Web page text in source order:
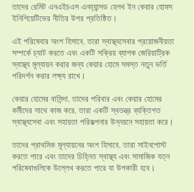
তাদের রেমিট এনএইচএস এনহ্যান্সড হেলথ ইন কেয়ার হোমস
ইনিশিয়েটিভের নীতির উপর প্রতিষ্ঠিত।
এই পরিষেবার অংশ হিসাবে, তারা স্বাস্থ্যসেবার প্রয়োজনীয়তা
সম্পর্কে চ্যাট করতে এবং একটি সক্রিয় ব্যাপক জেরিয়াট্রিক
স্বাস্থ্য মূল্যায়ন করার জন্য কেয়ার হোমে সমস্ত নতুন ভর্তি
পরিদর্শন করার লক্ষ্য রাখে।
কেয়ার হোমের বাসিন্দা, তাদের পরিবার এবং কেয়ার হোমের
কর্মীদের সাথে কাজ করে, তারা একটি স্বতন্ত্র ব্যক্তিগত
স্বাস্থ্যসেবা এবং সহায়তা পরিকল্পনার উন্নয়নে সহায়তা করে।
তাদের প্রাথমিক মূল্যায়নের অংশ হিসাবে, তারা সাইনপোস্ট
করতে পারে এবং তাদের চিহ্নিত স্বাস্থ্য এবং সামাজিক যত্ন
পরিষেবাগুলিকে উল্লেখ করতে পারে যা উপকারী হবে।